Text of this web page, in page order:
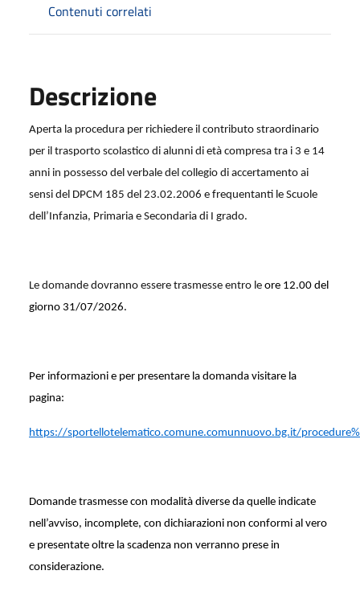
Contenuti correlati
Descrizione
Aperta la procedura per richiedere il contributo straordinario
per il trasporto scolastico di alunni di età compresa tra i 3 e 14
anni in possesso del verbale del collegio di accertamento ai
sensi del DPCM 185 del 23.02.2006 e frequentanti le Scuole
dell’Infanzia, Primaria e Secondaria di I grado.
Le domande dovranno essere trasmesse entro le ore 12.00 del
giorno 31/07/2026.
Per informazioni e per presentare la domanda visitare la
pagina:
https://sportellotelematico.comune.comunnuovo.bg.it/
Domande trasmesse con modalità diverse da quelle indicate
nell’avviso, incomplete, con dichiarazioni non conformi al vero
e presentate oltre la scadenza non verranno prese in
considerazione.